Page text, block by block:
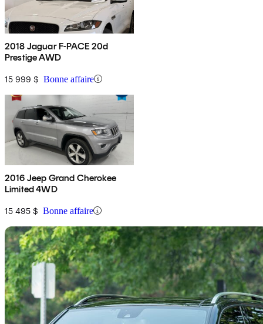
2018 Jaguar F-PACE 20d
Prestige AWD
15 999 $ Bonne affaire
2016 Jeep Grand Cherokee
Limited 4WD
15 495 $ Bonne affaire